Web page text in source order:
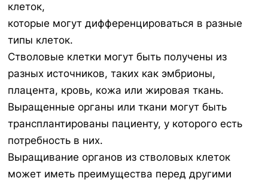
клеток,
которые могут дифференцироваться в разные
типы клеток.
Стволовые клетки могут быть получены из
разных источников, таких как эмбрионы,
плацента, кровь, кожа или жировая ткань.
Выращенные органы или ткани могут быть
трансплантированы пациенту, у которого есть
потребность в них.
Выращивание органов из стволовых клеток
может иметь преимущества перед другими